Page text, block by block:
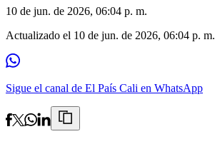
10 de jun. de 2026, 06:04 p. m.
Actualizado el 10 de jun. de 2026, 06:04 p. m.
Sigue el canal de El País Cali en WhatsApp